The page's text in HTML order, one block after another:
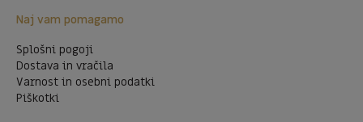
Naj vam pomagamo
Splošni pogoji
Dostava in vračila
Varnost in osebni podatki
Piškotki